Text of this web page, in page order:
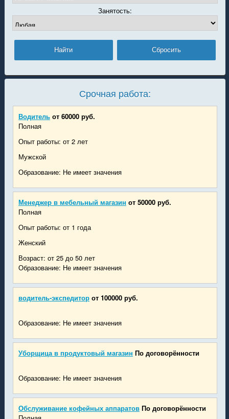
Занятость:
Срочная работа:
Водитель от 60000 руб.
Полная
Опыт работы: от 2 лет
Мужской
Образование: Не имеет значения
Менеджер в мебельный магазин от 50000 руб.
Полная
Опыт работы: от 1 года
Женский
Возраст: от 25 до 50 лет
Образование: Не имеет значения
водитель-экспедитор от 100000 руб.
Образование: Не имеет значения
Уборщица в продуктовый магазин По договорённости
Образование: Не имеет значения
Обслуживание кофейных аппаратов По договорённости